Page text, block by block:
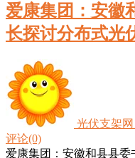
爱康集团：安徽
长探讨分布式光
光伏支架网
评论(0)
爱康集团：安徽和县县